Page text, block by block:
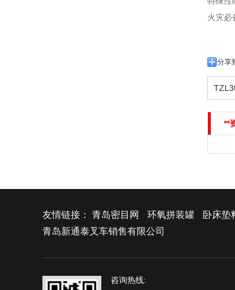
火灾
分享
**
友情链接： 青岛密目网 环氧拼装罐 卧床垫
青岛新通泰叉车销售有限公司
咨询热线: